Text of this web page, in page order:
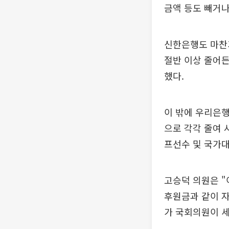
금액 등도 빼거
신한은행도 마
절반 이상 줄어
했다.
이 밖에 우리은
으로 각각 줄여
프선수 및 국가
고승덕 의원은 "
후원금과 같이
가 국회의원이